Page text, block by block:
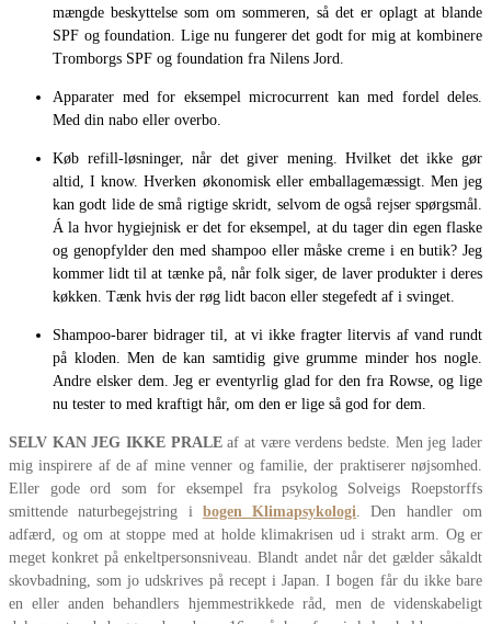
mængde beskyttelse som om sommeren, så det er oplagt at blande
SPF og foundation. Lige nu fungerer det godt for mig at kombinere
Tromborgs SPF og foundation fra Nilens Jord.
Apparater med for eksempel microcurrent kan med fordel deles.
Med din nabo eller overbo.
Køb refill-løsninger, når det giver mening. Hvilket det ikke gør
altid, I know. Hverken økonomisk eller emballagemæssigt. Men jeg
kan godt lide de små rigtige skridt, selvom de også rejser spørgsmål.
Á la hvor hygiejnisk er det for eksempel, at du tager din egen flaske
og genopfylder den med shampoo eller måske creme i en butik? Jeg
kommer lidt til at tænke på, når folk siger, de laver produkter i deres
køkken. Tænk hvis der røg lidt bacon eller stegefedt af i svinget.
Shampoo-barer bidrager til, at vi ikke fragter litervis af vand rundt
på kloden. Men de kan samtidig give grumme minder hos nogle.
Andre elsker dem. Jeg er eventyrlig glad for den fra Rowse, og lige
nu tester to med kraftigt hår, om den er lige så god for dem.
SELV KAN JEG IKKE PRALEaf at være verdens bedste. Men jeg lader
mig inspirere af de af mine venner og familie, der praktiserer nøjsomhed.
Eller gode ord som for eksempel fra psykolog Solveigs Roepstorffs
smittende naturbegejstring i bogen Klimapsykologi. Den handler om
adfærd, og om at stoppe med at holde klimakrisen ud i strakt arm. Og er
meget konkret på enkeltpersonsniveau. Blandt andet når det gælder såkaldt
skovbadning, som jo udskrives på recept i Japan. I bogen får du ikke bare
en eller anden behandlers hjemmestrikkede råd, men de videnskabeligt